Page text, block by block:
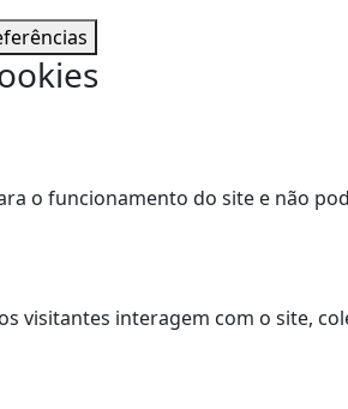
o funcionamento do site e não
visitantes interagem com o site,